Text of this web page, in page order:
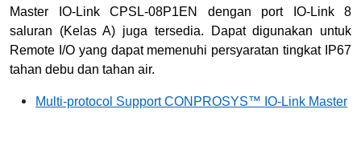
Master IO-Link CPSL-08P1EN dengan port IO-Link 8
saluran (Kelas A) juga tersedia. Dapat digunakan untuk
Remote I/O yang dapat memenuhi persyaratan tingkat IP67
tahan debu dan tahan air.
Multi-protocol Support CONPROSYS™ IO-Link Master